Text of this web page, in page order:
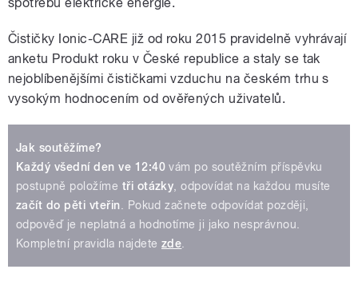
Čističky Ionic-CARE již od roku 2015 pravidelně vyhrávají
anketu Produkt roku v České republice a staly se tak
nejoblíbenějšími čističkami vzduchu na českém trhu s
vysokým hodnocením od ověřených uživatelů.
Jak soutěžíme?
Každý všední den ve 12:40 vám po soutěžním příspěvku
postupně položíme tři otázky , odpovídat na každou musíte
začít do pěti vteřin . Pokud začnete odpovídat později,
odpověď je neplatná a hodnotíme ji jako nesprávnou.
Kompletní pravidla najdete zde